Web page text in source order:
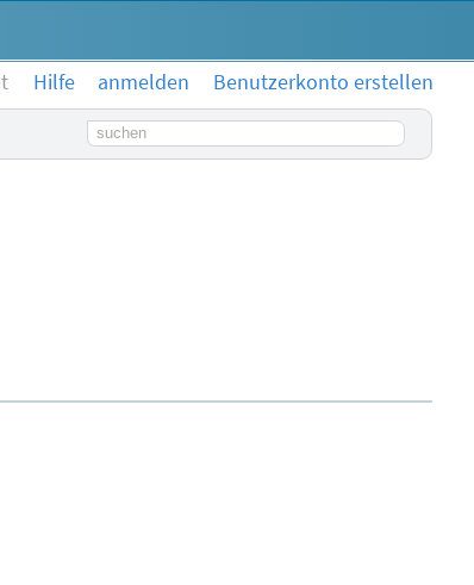
Hilfe anmelden
Benutzerkonto erstellen
Suchbegriff